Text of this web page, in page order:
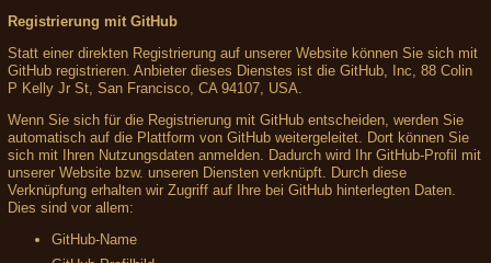
Registrierung mit GitHub
Statt einer direkten Registrierung auf unserer Website können Sie sich mit
GitHub registrieren. Anbieter dieses Dienstes ist die GitHub, Inc, 88 Colin
P Kelly Jr St, San Francisco, CA 94107, USA.
Wenn Sie sich für die Registrierung mit GitHub entscheiden, werden Sie
automatisch auf die Plattform von GitHub weitergeleitet. Dort können Sie
sich mit Ihren Nutzungsdaten anmelden. Dadurch wird Ihr GitHub-Profil mit
unserer Website bzw. unseren Diensten verknüpft. Durch diese
Verknüpfung erhalten wir Zugriff auf Ihre bei GitHub hinterlegten Daten.
Dies sind vor allem:
GitHub-Name